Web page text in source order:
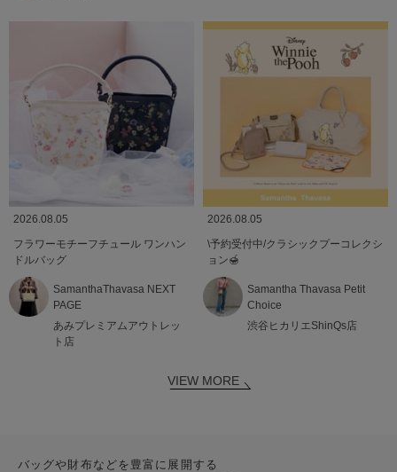
2026.08.05
フラワーモチーフチュール ワンハン
ドルバッグ
SamanthaThavasa NEXT
PAGE
あみプレミアムアウトレッ
ト店
2026.08.05
\予約受付中/クラシックプーコレクシ
ョン🍯
Samantha Thavasa Petit
Choice
渋谷ヒカリエShinQs店
VIEW MORE
バッグや財布などを豊富に展開する